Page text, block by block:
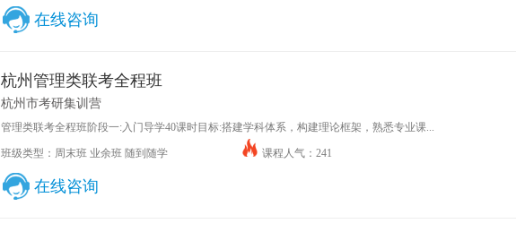
在线咨询
杭州管理类联考全程班
杭州市考研集训营
管理类联考全程班阶段一:入门导学40课时目标:搭建学科体系，构建理论框架，熟悉专业课...
班级类型：周末班 业余班 随到随学 课程人气：241
在线咨询